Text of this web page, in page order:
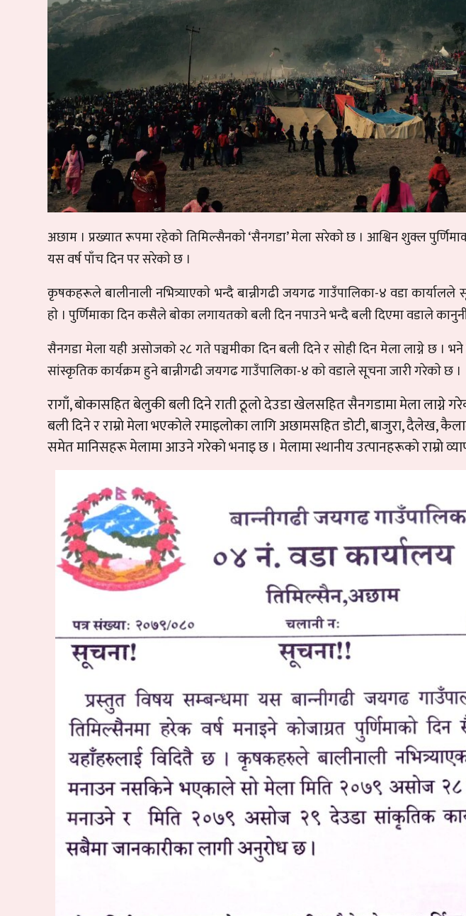
अछाम । प्रख्यात रूपमा रहेकाे तिमिल्सैनकाे ‘सैनगडा’ मेला सरेकाे छ । आश्विन शुक्ल
यस वर्ष पाँच दिन पर सरेकाे छ ।
कृषकहरूले बालीनाली नभित्र्याएकाे भन्दै बान्नीगढी जयगढ गाउँपालिका-४ वडा कार्यालले
हाे । पुर्णिमाका दिन कसैले बाेका लगायतकाे बली दिन नपाउने भन्दै बली दिएमा वडाले कानुनी
सैनगडा मेला यही असोजको २८ गते पञ्चमीका दिन बली दिने र साेही दिन मेला लाग्ने छ ।
सांस्कृतिक कार्यक्रम हुने बान्नीगढी जयगढ गाउँपालिका-४ काे वडाले सूचना जारी गरेकाे छ ।
रागाँ, बाेकासहित बेलुकी बली दिने राती ठूलाे देउडा खेलसहित सैनगडामा मेला लाग्ने
बली दिने र राम्राे मेला भएकाेले रमाइलाेका लागि अछामसहित डोटी, बाजुरा, दैलेख,
समेत मानिसहरू मेलामा आउने गरेकाे भनाइ छ । मेलामा स्थानीय उत्पानहरूकाे राम्राे